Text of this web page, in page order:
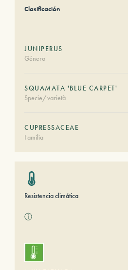
Clasificación
JUNIPERUS
Género
SQUAMATA 'BLUE CARPET'
Specie/varietà
CUPRESSACEAE
Familia
Resistencia climática
ⓘ